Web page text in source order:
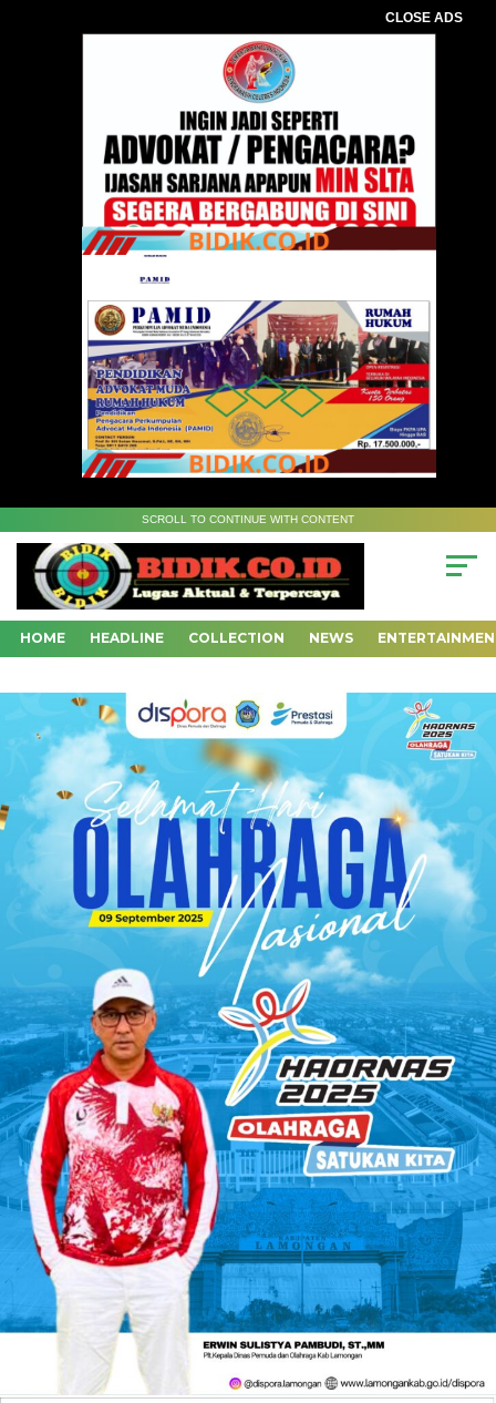
CLOSE ADS
SCROLL TO CONTINUE WITH CONTENT
HOME HEADLINE COLLECTION NEWS